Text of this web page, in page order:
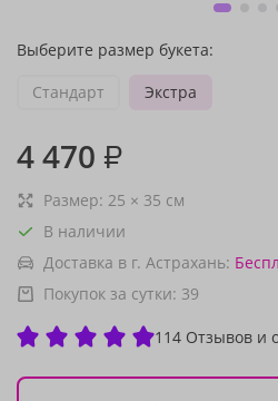
Выберите размер букета:
Стандарт
Экстра
4 470 ₽
Размер: 25 × 35 см
В наличии
Доставка в г. Астрахань:
Покупок за сутки: 39
114 Отзывов и